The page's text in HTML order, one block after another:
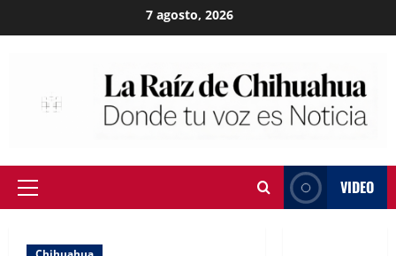
to
7 agosto, 2026
Primary
VIDEO